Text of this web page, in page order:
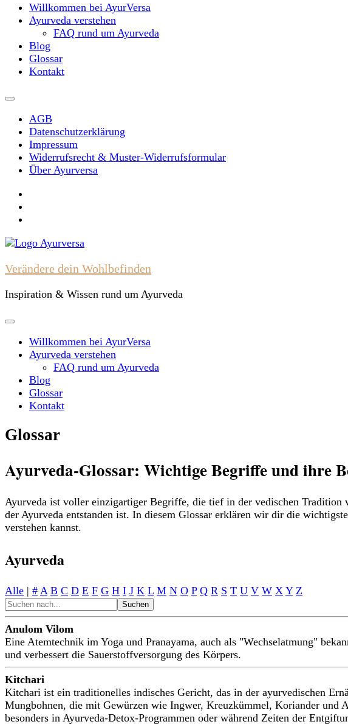
Willkommen bei AyurVersa
Ayurveda verstehen
FAQ rund um Ayurveda
Blog
Glossar
Kontakt
AGB
Datenschutzerklärung
Impressum
Widerrufsrecht & Muster-Widerrufsformular
Über Ayurversa
Verändere dein Wohlbefinden
Inspiration & Wissen rund um Ayurveda
Willkommen bei AyurVersa
Ayurveda verstehen
FAQ rund um Ayurveda
Blog
Glossar
Kontakt
Glossar
Ayurveda-Glossar: Wichtige Begriffe und ihre
Ayurveda ist voller einzigartiger Begriffe, die tief in der vedischen Tradition
der Ayurveda entstanden ist. In diesem Glossar erklären wir dir die
verstehen kannst.
Ayurveda
Alle | # A B C D E F G H I J K L M N O P Q R S T U V W X Y Z
Anulom Vilom
Eine Atemtechnik im Yoga und Pranayama, auch als "Wechselatmung"
und verbessert die Sauerstoffversorgung des Körpers.
Kitchari
Kitchari ist ein traditionelles indisches Gericht, das in der ayurvedischen
Mungbohnen, die mit Gewürzen wie Ingwer, Kreuzkümmel, Koriander und
besonders in Ayurveda-Detox-Programmen oder während Zeiten der